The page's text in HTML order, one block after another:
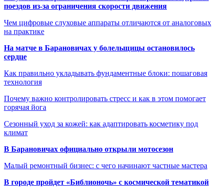
поездов из-за ограничения скорости движения
Чем цифровые слуховые аппараты отличаются от аналоговых
на практике
На матче в Барановичах у болельщицы остановилось
сердце
Как правильно укладывать фундаментные блоки: пошаговая
технология
Почему важно контролировать стресс и как в этом помогает
горячая йога
Сезонный уход за кожей: как адаптировать косметику под
климат
В Барановичах официально открыли мотосезон
Малый ремонтный бизнес: с чего начинают частные мастера
В городе пройдет «Библионочь» с космической тематикой